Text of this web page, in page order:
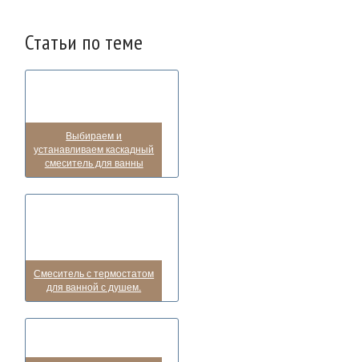
Статьи по теме
Выбираем и
устанавливаем каскадный
смеситель для ванны
Смеситель с термостатом
для ванной с душем.